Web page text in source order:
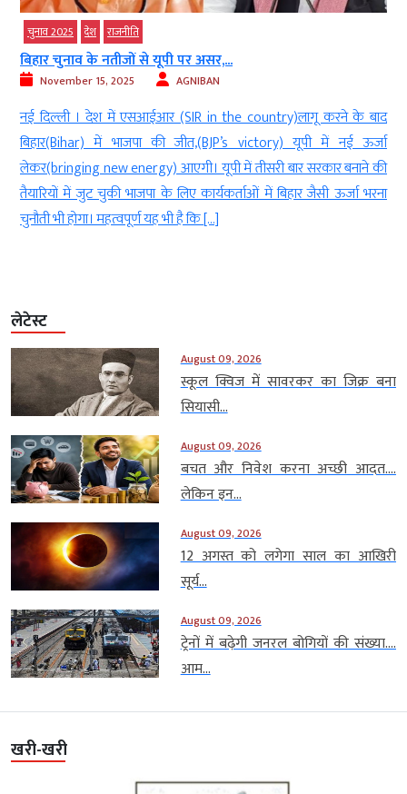
से यूपी पर असर,...
AGNIBAN
एसआईआर (SIR in the country)लागू करने के बाद
की जीत,(BJP’s victory) यूपी में नई ऊर्जा
आएगी। यूपी में तीसरी बार सरकार बनाने की
भाजपा के लिए कार्यकर्ताओं में बिहार जैसी ऊर्जा भरना
यह भी है कि […]
नई दिल्‍ली । बिहार
नेतृत्व वाले राष्ट्रीय
बढ़त के बाद भगवा
अनुसार, NDA दो-
लेटेस्ट
August 09, 2026
स्कूल क्विज में सावरकर का जिक्र बना
सियासी...
August 09, 2026
बचत और निवेश करना अच्छी आदत….
लेकिन इन...
August 09, 2026
12 अगस्त को लगेगा साल का आखिरी
सूर्य...
August 09, 2026
ट्रेनों में बढ़ेगी जनरल बोगियों की संख्या….
आम...
खरी-खरी